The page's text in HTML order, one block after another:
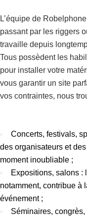
L’équipe de
passant par les riggers
travaille depuis
Tous possèdent les
pour installer votre
vous garantir un site
vos contraintes, nous
Concerts, festivals,
des organisateurs et
moment inoubliable ;
Expositions, salons :
notamment, contribue à
événement ;
Séminaires,